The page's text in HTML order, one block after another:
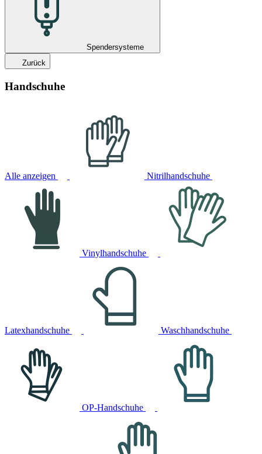
Spendersysteme
Zurück
Handschuhe
Alle anzeigen Nitrilhandschuhe
Vinylhandschuhe
Latexhandschuhe Waschhandschuhe
OP-Handschuhe